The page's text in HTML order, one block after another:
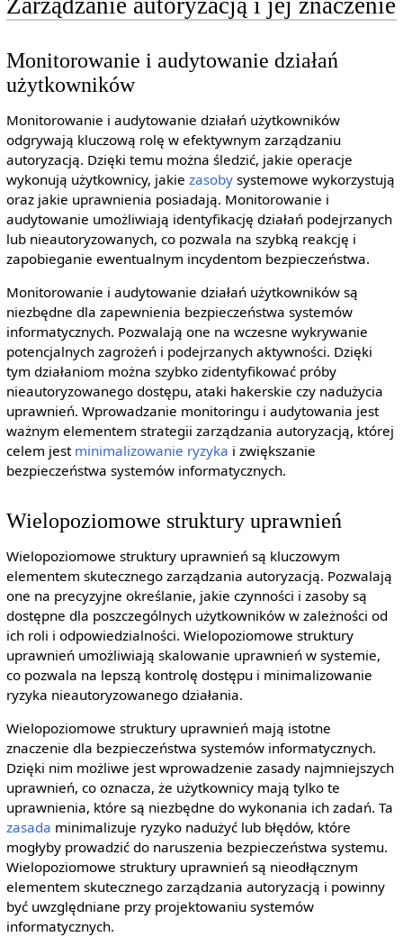
Monitorowanie i audytowanie działań
użytkowników
Monitorowanie i audytowanie działań użytkowników
odgrywają kluczową rolę w efektywnym zarządzaniu
autoryzacją. Dzięki temu można śledzić, jakie operacje
wykonują użytkownicy, jakie zasobysystemowe wykorzystują
oraz jakie uprawnienia posiadają. Monitorowanie i
audytowanie umożliwiają identyfikację działań podejrzanych
lub nieautoryzowanych, co pozwala na szybką reakcję i
zapobieganie ewentualnym incydentom bezpieczeństwa.
Monitorowanie i audytowanie działań użytkowników są
niezbędne dla zapewnienia bezpieczeństwa systemów
informatycznych. Pozwalają one na wczesne wykrywanie
potencjalnych zagrożeń i podejrzanych aktywności. Dzięki
tym działaniom można szybko zidentyfikować próby
nieautoryzowanego dostępu, ataki hakerskie czy nadużycia
uprawnień. Wprowadzanie monitoringu i audytowania jest
ważnym elementem strategii zarządzania autoryzacją, której
celem jest minimalizowanie ryzyka i zwiększanie
bezpieczeństwa systemów informatycznych.
Wielopoziomowe struktury uprawnień
Wielopoziomowe struktury uprawnień są kluczowym
elementem skutecznego zarządzania autoryzacją. Pozwalają
one na precyzyjne określanie, jakie czynności i zasoby są
dostępne dla poszczególnych użytkowników w zależności od
ich roli i odpowiedzialności. Wielopoziomowe struktury
uprawnień umożliwiają skalowanie uprawnień w systemie,
co pozwala na lepszą kontrolę dostępu i minimalizowanie
ryzyka nieautoryzowanego działania.
Wielopoziomowe struktury uprawnień mają istotne
znaczenie dla bezpieczeństwa systemów informatycznych.
Dzięki nim możliwe jest wprowadzenie zasady najmniejszych
uprawnień, co oznacza, że użytkownicy mają tylko te
uprawnienia, które są niezbędne do wykonania ich zadań. Ta
zasada minimalizuje ryzyko nadużyć lub błędów, które
mogłyby prowadzić do naruszenia bezpieczeństwa systemu.
Wielopoziomowe struktury uprawnień są nieodłącznym
elementem skutecznego zarządzania autoryzacją i powinny
być uwzględniane przy projektowaniu systemów
informatycznych.